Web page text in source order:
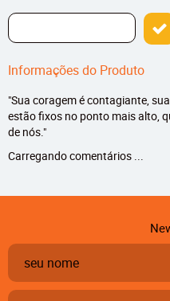
Informações do Produto
"Sua coragem é contagiante,
estão fixos no ponto mais alto,
de nós."
Carregando comentários ...